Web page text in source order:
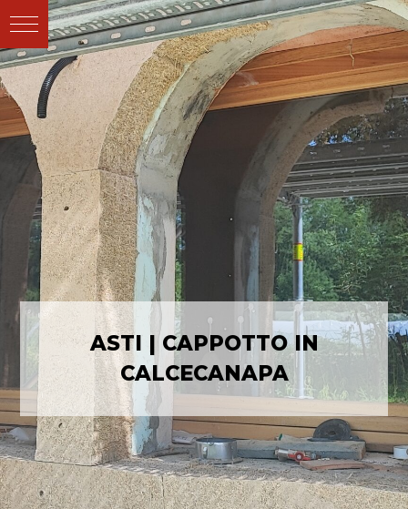
ASTI | CAPPOTTO IN
CALCECANAPA